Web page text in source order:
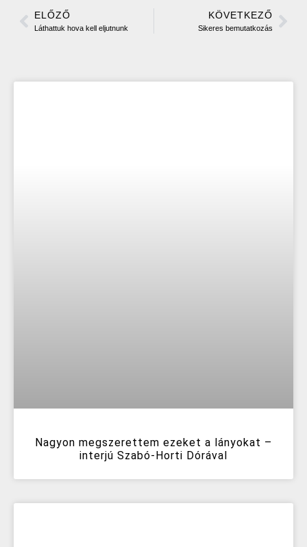
ELŐZŐ
Láthattuk hova kell eljutnunk
KÖVETKEZŐ
Sikeres bemutatkozás
Nagyon megszerettem ezeket a lányokat –
interjú Szabó-Horti Dórával